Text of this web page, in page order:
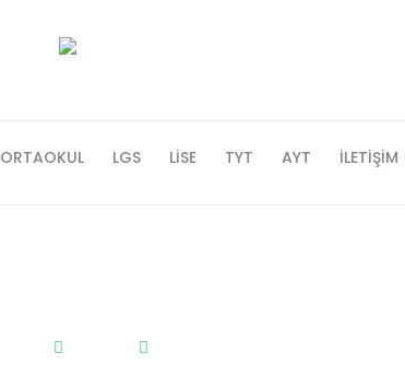
ORTAOKUL LGS LISE TYT AYT İLETIŞIM